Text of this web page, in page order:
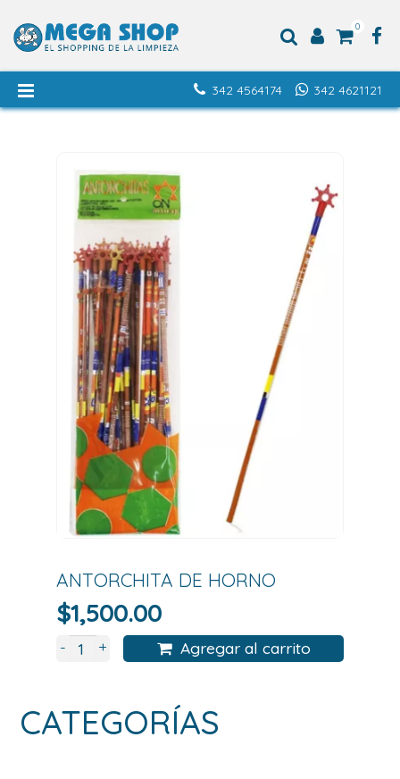
0
342 4621121
342 4564174
ANTORCHITA DE HORNO
$1,500.00
- + Agregar al carrito
CATEGORÍAS